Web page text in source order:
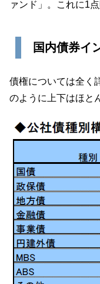
ァンド」。これに1点
国内債券イ
債権については全く
のように上下はほと